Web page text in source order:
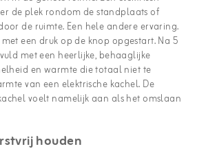
de plek rondom de standplaats of
de ruimte. Een hele andere ervaring.
een druk op de knop opgestart. Na 5
met een heerlijke, behaaglijke
en warmte die totaal niet te
van een elektrische kachel. De
voelt namelijk aan als het omslaan
houden